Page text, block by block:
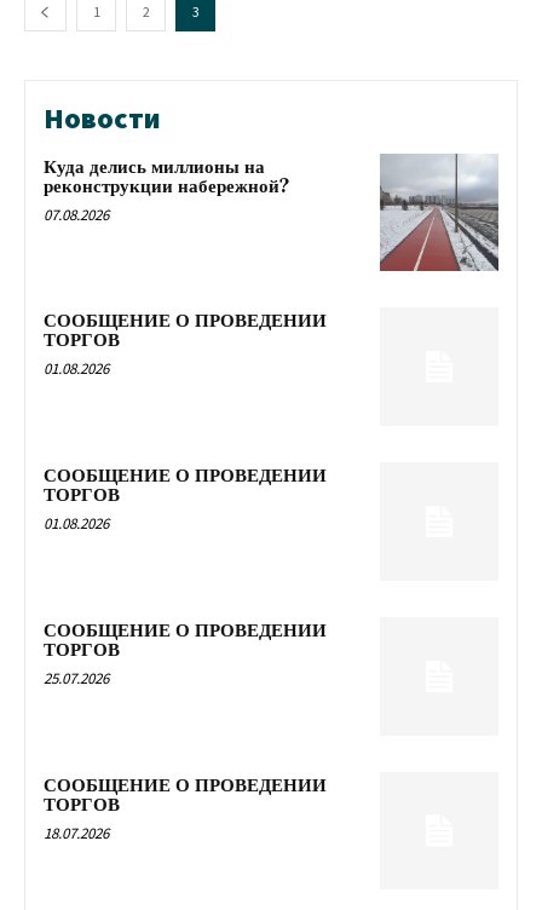
1 2 3
Новости
Куда делись миллионы на
реконструкции набережной?
07.08.2026
СООБЩЕНИЕ О ПРОВЕДЕНИИ
ТОРГОВ
01.08.2026
СООБЩЕНИЕ О ПРОВЕДЕНИИ
ТОРГОВ
01.08.2026
СООБЩЕНИЕ О ПРОВЕДЕНИИ
ТОРГОВ
25.07.2026
СООБЩЕНИЕ О ПРОВЕДЕНИИ
ТОРГОВ
18.07.2026